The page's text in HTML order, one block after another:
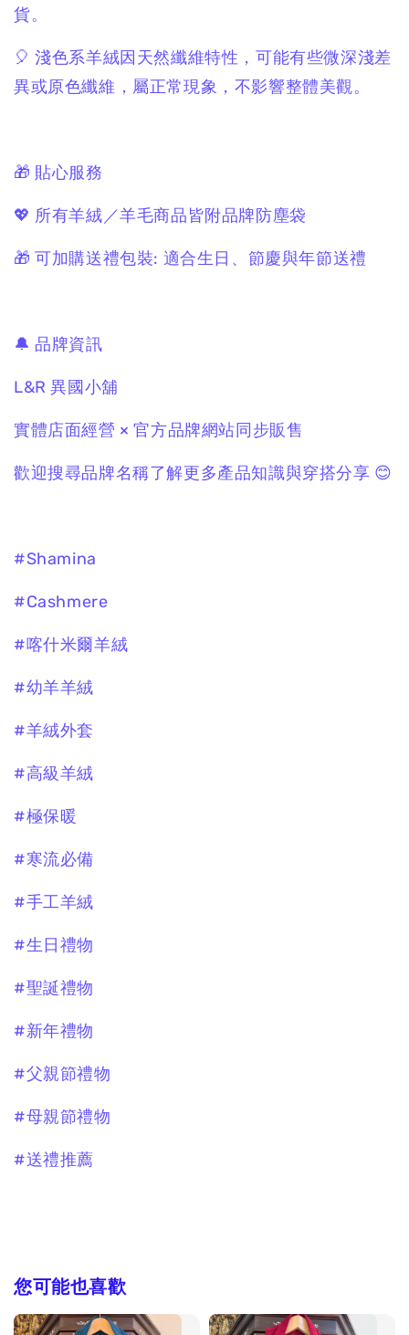
貨。
🎈 淺色系羊絨因天然纖維特性，可能有些微深淺差
異或原色纖維，屬正常現象，不影響整體美觀。
🎁 貼心服務
💖 所有羊絨／羊毛商品皆附品牌防塵袋
🎁 可加購送禮包裝: 適合生日、節慶與年節送禮
🔔 品牌資訊
L&R 異國小舖
實體店面經營 × 官方品牌網站同步販售
歡迎搜尋品牌名稱了解更多產品知識與穿搭分享 😊
#Shamina
#Cashmere
#喀什米爾羊絨
#幼羊羊絨
#羊絨外套
#高級羊絨
#極保暖
#寒流必備
#手工羊絨
#生日禮物
#聖誕禮物
#新年禮物
#父親節禮物
#母親節禮物
#送禮推薦
您可能也喜歡